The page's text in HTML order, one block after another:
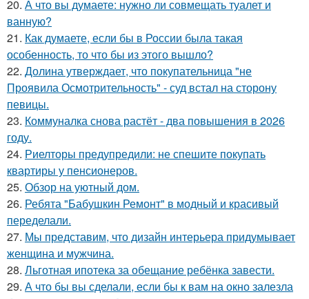
20. А что вы думаете: нужно ли совмещать туалет и
ванную?
21. Как думаете, если бы в России была такая
особенность, то что бы из этого вышло?
22. Долина утверждает, что покупательница "не
Проявила Осмотрительность" - суд встал на сторону
певицы.
23. Коммуналка снова растёт - два повышения в 2026
году.
24. Риелторы предупредили: не спешите покупать
квартиры у пенсионеров.
25. Обзор на уютный дом.
26. Ребята "Бабушкин Ремонт" в модный и красивый
переделали.
27. Мы представим, что дизайн интерьера придумывает
женщина и мужчина.
28. Льготная ипотека за обещание ребёнка завести.
29. А что бы вы сделали, если бы к вам на окно залезла